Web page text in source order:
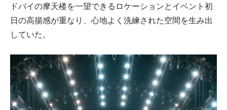
ドバイの摩天楼を一望できるロケーションとイベント初
日の高揚感が重なり、心地よく洗練された空間を生み出
していた。